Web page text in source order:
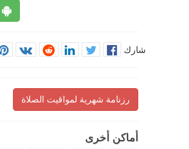
شارك
رزنامة شهرية لمواقيت الصلاة
أماكن أخرى